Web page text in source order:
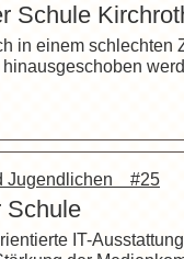
Schule
in einem schlechten
Jugendlichen #25
Schule
IT-